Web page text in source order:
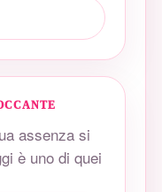
assenza si
è uno di quei